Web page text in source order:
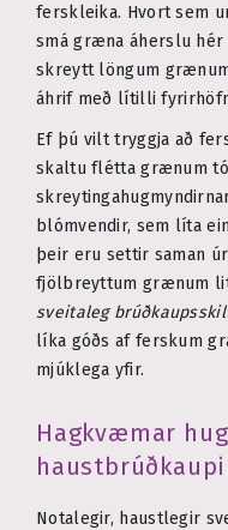
ferskleika. Hvort sem
smá græna áherslu
skreytt löngum
áhrif með lítilli
Ef þú vilt tryggja að
skaltu flétta grænum
blómvendir, sem líta
þeir eru settir saman
fjölbreyttum grænum
sveitaleg
líka góðs af ferskum
mjúklega yfir.
Hagkvæmar
haustbrúðkaupi
Notalegir, haustlegir